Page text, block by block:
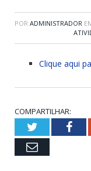
POR ADMINISTRADOR
Clique aqui
COMPARTILHAR:
Twitter
Email